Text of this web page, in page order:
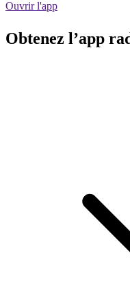
Ouvrir l'app
Obtenez l’app